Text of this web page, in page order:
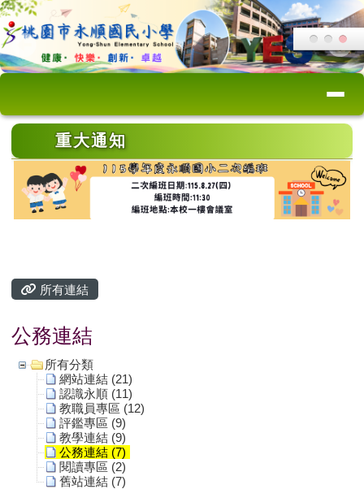
跳至主內容區
桃園市永順國小
導覽列
上中區域內容
重大通知
所有連結
公務連結
所有分類
網站連結 (21)
認識永順 (11)
教職員專區 (12)
評鑑專區 (9)
教學連結 (9)
公務連結 (7)
閱讀專區 (2)
舊站連結 (7)
頁尾區域